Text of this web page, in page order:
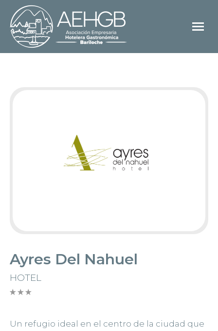
Ayres Del Nahuel
HOTEL
Un refugio ideal en el centro de la ciudad que